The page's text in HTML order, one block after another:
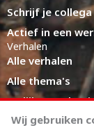
Schrijf je
Actief in een
Verhalen
Alle verhalen
Alle thema's
Eerlijke
Expert Hub
LinkedIn
Wij gebruiken